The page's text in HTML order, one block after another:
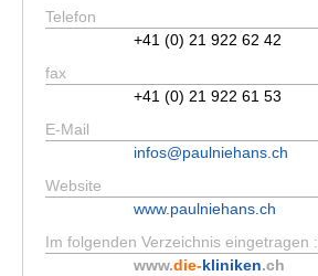
Telefon
+41 (0) 21 922 62 42
fax
+41 (0) 21 922 61 53
E-Mail
infos@paulniehans.ch
Website
www.paulniehans.ch
Im folgenden Verzeichnis eingetragen :
www.die-kliniken.ch